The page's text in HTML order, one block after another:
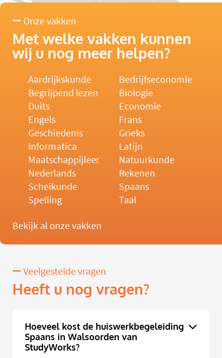
Onze vakken
Met welke vakken kunnen
wij u nog meer helpen?
Aardrijkskunde
Bedrijfseconomie
Begrijpend lezen
Biologie
Duits
Economie
Engels
Frans
Geschiedenis
Grieks
Informatica
Latijn
Maatschappijleer
Natuurkunde
Nederlands
Rekenen
Scheikunde
Spaans
Spelling
Taal
Bekijk al onze vakken
Veelgestelde vragen
Heeft u nog vragen?
Hoeveel kost de huiswerkbegeleiding
Spaans in Walsoorden van
StudyWorks?